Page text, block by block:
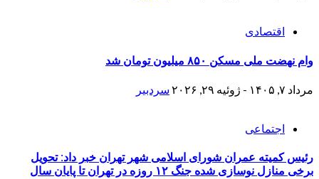
اقتصادی
وام نهضت ملی مسکن ۸۵۰ میلیون تومان شد
مرداد ۷, ۱۴۰۵ - ژوئیه ۲۹, ۲۰۲۶ سردبیر
اجتماعی
رئیس کمیته عمران شورای اسلامی شهر تهران خبر داد: تحویل
برخی منازل نوسازی شده جنگ ۱۲ روزه در تهران تا پایان سال